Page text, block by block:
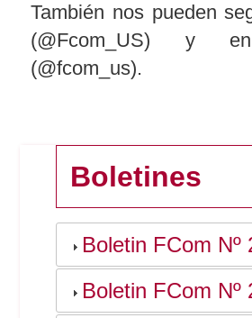
Comunicación Audiovisual
Periodismo
Publicidad y RR.PP
Doble Grado PER/CAV
Secretaría Virtual
#miTFG
Boletines
También nos pueden
(@Fcom_US) y
(@fcom_us).
Boletines
Boletin FCom Nº
Boletin FCom Nº